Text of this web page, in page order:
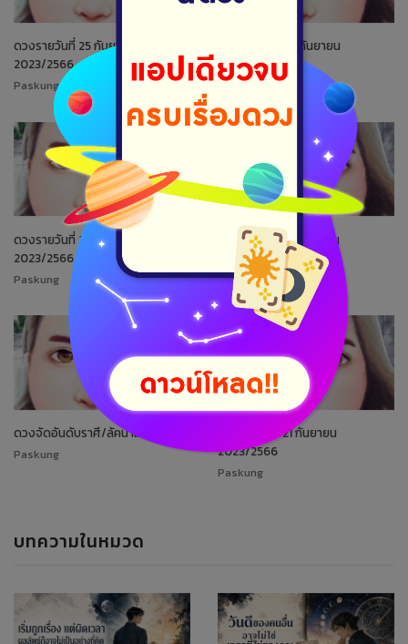
ดวงรายวันที่ 25 กันยายน
2023/2566
Paskung
ดวงรายวันที่ 24 กันยายน
2023/2566
Paskung
ดวงรายวันที่ 23 กันยายน
2023/2566
Paskung
ดวงรายวันที่ 22 กันยายน
2023/2566
Paskung
ดวงจัดอันดับราศี/ลัคนาเกิด
Paskung
ดวงรายวันที่ 21 กันยายน
2023/2566
Paskung
บทความในหมวด